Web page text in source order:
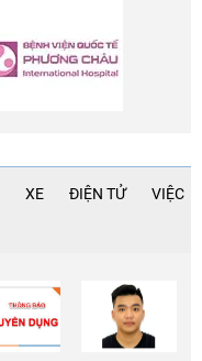
XE ĐIỆN TỬ VIỆC